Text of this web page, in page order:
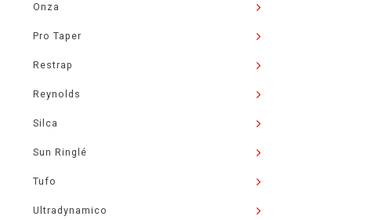
Onza
Pro Taper
Restrap
Reynolds
Silca
Sun Ringlé
Tufo
Ultradynamico